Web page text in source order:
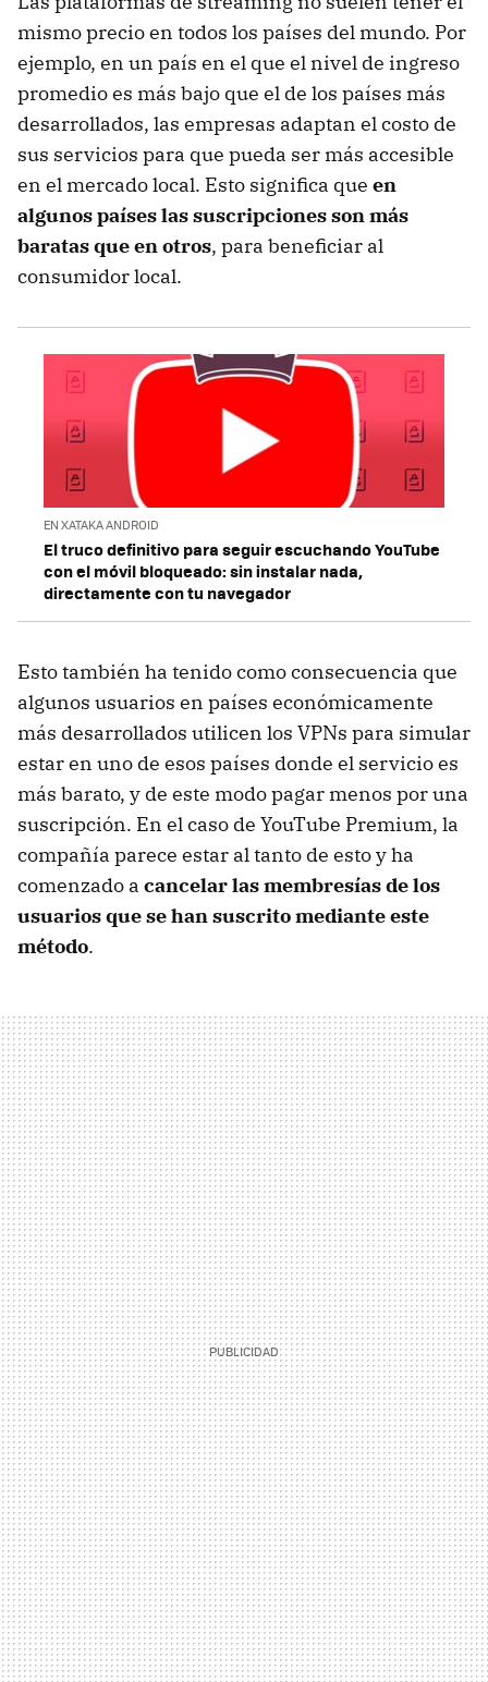
mismo precio en todos los países del mundo. Por
ejemplo, en un país en el que el nivel de ingreso
promedio es más bajo que el de los países más
desarrollados, las empresas adaptan el costo de
sus servicios para que pueda ser más accesible
en el mercado local. Esto significa que en
algunos países las suscripciones son más
baratas que en otros, para beneficiar al
consumidor local.
EN XATAKA ANDROID
El truco definitivo para seguir escuchando YouTube
con el móvil bloqueado: sin instalar nada,
directamente con tu navegador
Esto también ha tenido como consecuencia que
algunos usuarios en países económicamente
más desarrollados utilicen los VPNs para simular
estar en uno de esos países donde el servicio es
más barato, y de este modo pagar menos por una
suscripción. En el caso de YouTube Premium, la
compañía parece estar al tanto de esto y ha
comenzado a cancelar las membresías de los
usuarios que se han suscrito mediante este
método.